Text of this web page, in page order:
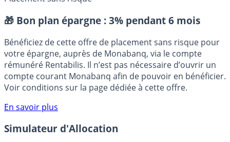
Placement sans risque
🎁 Bon plan épargne : 3% pendant 6 mois
Bénéficiez de cette offre de placement sans risque pour
votre épargne, auprès de Monabanq, via le compte
rémunéré Rentabilis. Il n’est pas nécessaire d’ouvrir un
Voir conditions sur la page dédiée à cette offre.
En savoir plus